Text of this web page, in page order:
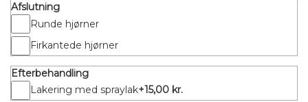
Afslutning
Runde hjørner
Firkantede hjørner
Efterbehandling
Lakering med spraylak+15,00 kr.